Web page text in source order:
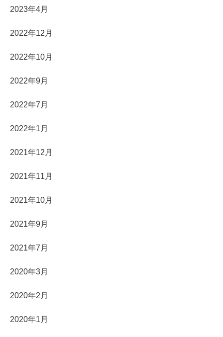
2023年4月
2022年12月
2022年10月
2022年9月
2022年7月
2022年1月
2021年12月
2021年11月
2021年10月
2021年9月
2021年7月
2020年3月
2020年2月
2020年1月